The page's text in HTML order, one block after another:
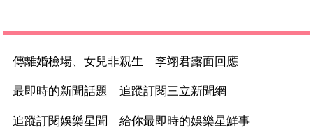
傳離婚檢場、女兒非親生 李翊君露面回應
最即時的新聞話題 追蹤訂閱三立新聞網
追蹤訂閱娛樂星聞 給你最即時的娛樂星鮮事